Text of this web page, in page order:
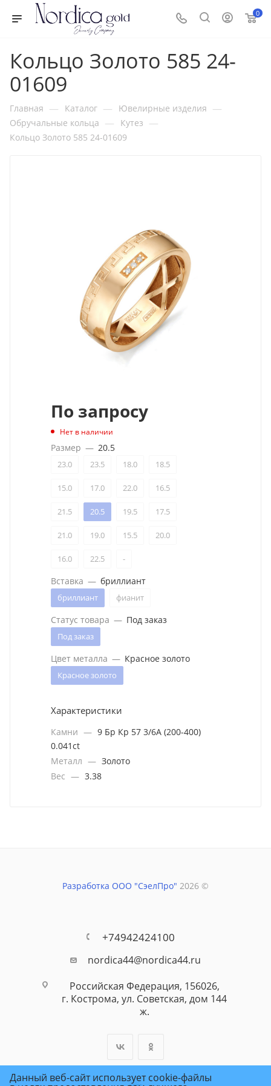
0
Кольцо Золото 585 24-
01609
Главная — Каталог — Ювелирные изделия —
Обручальные кольца — Кутез —
Кольцо Золото 585 24-01609
По запросу
Нет в наличии
Размер — 20.5
23.0 23.5 18.0 18.5
15.0 17.0 22.0 16.5
21.5 20.5 19.5 17.5
21.0 19.0 15.5 20.0
16.0 22.5 -
Вставка — бриллиант
бриллиант фианит
Статус товара — Под заказ
Под заказ
Цвет металла — Красное золото
Красное золото
Характеристики
Камни — 9 Бр Кр 57 3/6А (200-400)
0.041ct
Металл — Золото
Вес — 3.38
Разработка ООО "СэелПро" 2026 ©
+74942424100
nordica44@nordica44.ru
Российская Федерация, 156026,
г. Кострома, ул. Советская, дом 144
ж.
Данный веб-сайт использует cookie-файлы